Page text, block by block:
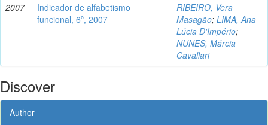
2007
Indicador de alfabetismo
funcional, 6º, 2007
RIBEIRO, Vera
Masagão; LIMA, Ana
Lúcia D'Império;
NUNES, Márcia
Cavallari
Discover
Author